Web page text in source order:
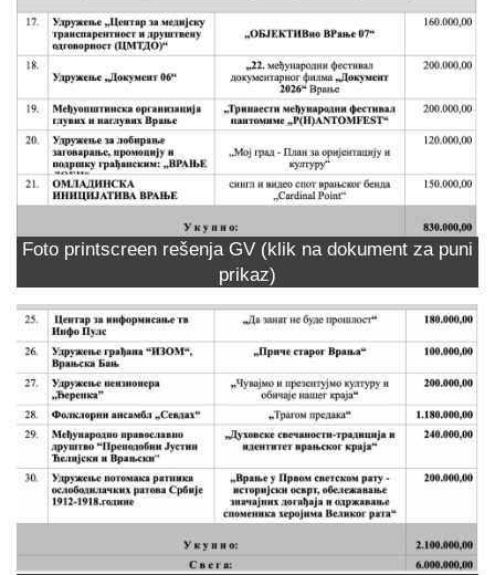
Foto printscreen rešenja GV (klik na dokument za puni
prikaz)